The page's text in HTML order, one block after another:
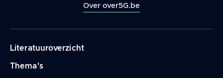
Over over5G.be
principale
Literatuuroverzicht
Thema's